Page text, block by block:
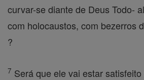
curvar-se diante de Deus Todo-
com holocaustos, com bezerros
?
7 Será que ele vai estar